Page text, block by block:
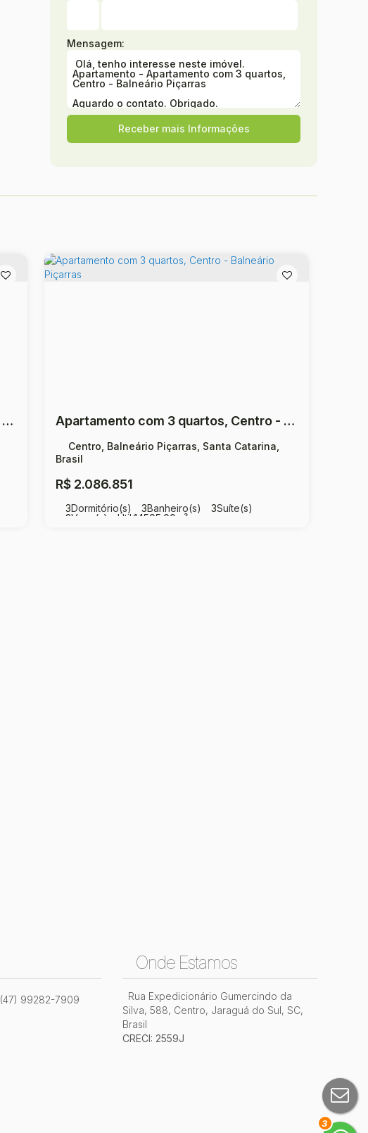
3
Mensagem:
Apartamento com 3 quartos, Centro - Balneário Piçarras Apartamento com 3 quartos, Centro - Balneário Piçarras
R$2.086.851
Centro, Balneário Piçarras, Santa Catarina,
Brasil
3Dormitório(s) 3Banheiro(s) 3Suíte(s)
2Vaga(s) Útil: 14505 .00 m²
(47) 99282-7909
Onde Estamos
Rua Expedicionário Gumercindo da
Silva, 588, Centro, Jaraguá do Sul, SC,
Brasil
CRECI: 2559J